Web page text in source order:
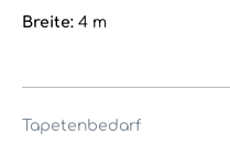
Breite: 4 m
Tapetenbedarf